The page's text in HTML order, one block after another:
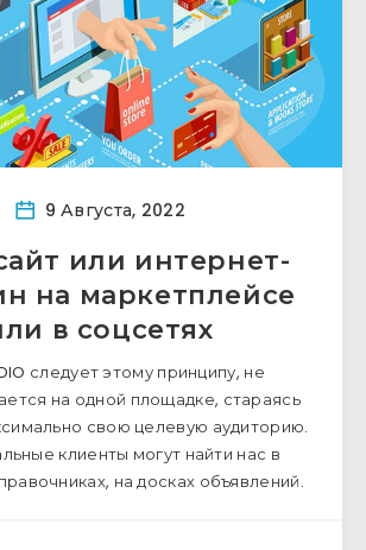
9 Августа, 2022
или интернет-
на маркетплейсе
в соцсетях
следует этому принципу, не
на одной площадке, стараясь
свою целевую аудиторию.
клиенты могут найти нас в
на досках объявлений.